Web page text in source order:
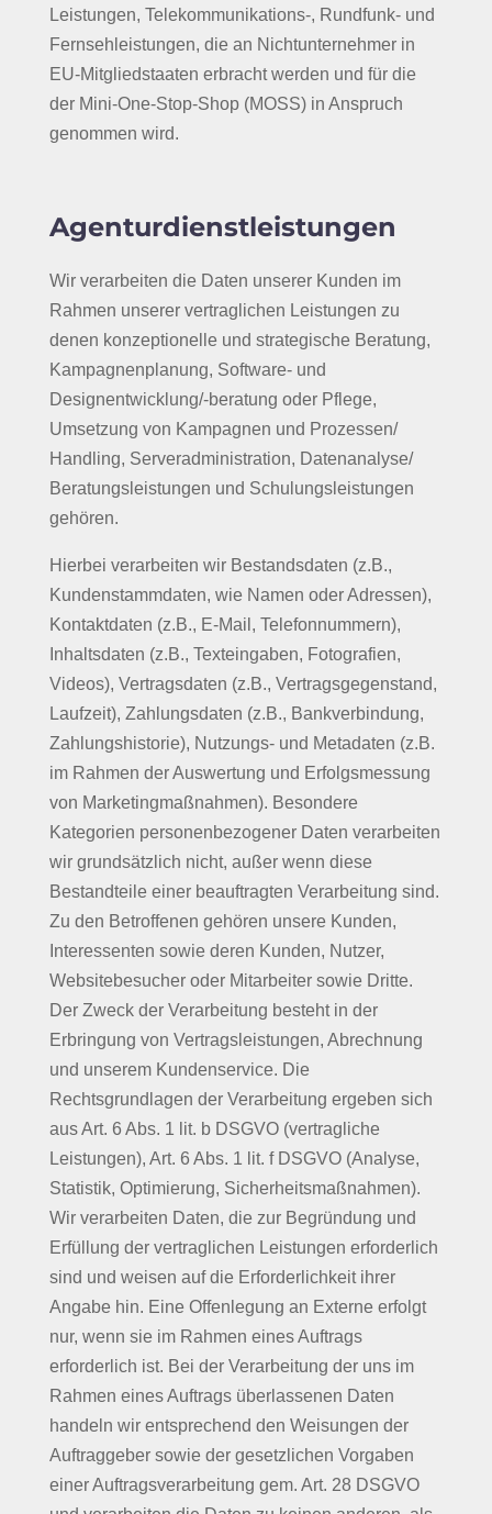
Leistungen, Telekommunikations-, Rundfunk- und
Fernsehleistungen, die an Nichtunternehmer in
EU-Mitgliedstaaten erbracht werden und für die
der Mini-One-Stop-Shop (MOSS) in Anspruch
genommen wird.
Agenturdienstleistungen
Wir verarbeiten die Daten unserer Kunden im
Rahmen unserer vertraglichen Leistungen zu
denen konzeptionelle und strategische Beratung,
Kampagnenplanung, Software- und
Designentwicklung/-beratung oder Pflege,
Umsetzung von Kampagnen und Prozessen/
Handling, Serveradministration, Datenanalyse/
Beratungsleistungen und Schulungsleistungen
gehören.
Hierbei verarbeiten wir Bestandsdaten (z.B.,
Kundenstammdaten, wie Namen oder Adressen),
Kontaktdaten (z.B., E-Mail, Telefonnummern),
Inhaltsdaten (z.B., Texteingaben, Fotografien,
Videos), Vertragsdaten (z.B., Vertragsgegenstand,
Laufzeit), Zahlungsdaten (z.B., Bankverbindung,
Zahlungshistorie), Nutzungs- und Metadaten (z.B.
im Rahmen der Auswertung und Erfolgsmessung
von Marketingmaßnahmen). Besondere
Kategorien personenbezogener Daten verarbeiten
wir grundsätzlich nicht, außer wenn diese
Bestandteile einer beauftragten Verarbeitung sind.
Zu den Betroffenen gehören unsere Kunden,
Interessenten sowie deren Kunden, Nutzer,
Websitebesucher oder Mitarbeiter sowie Dritte.
Der Zweck der Verarbeitung besteht in der
Erbringung von Vertragsleistungen, Abrechnung
und unserem Kundenservice. Die
Rechtsgrundlagen der Verarbeitung ergeben sich
aus Art. 6 Abs. 1 lit. b DSGVO (vertragliche
Leistungen), Art. 6 Abs. 1 lit. f DSGVO (Analyse,
Statistik, Optimierung, Sicherheitsmaßnahmen).
Wir verarbeiten Daten, die zur Begründung und
Erfüllung der vertraglichen Leistungen erforderlich
sind und weisen auf die Erforderlichkeit ihrer
Angabe hin. Eine Offenlegung an Externe erfolgt
nur, wenn sie im Rahmen eines Auftrags
erforderlich ist. Bei der Verarbeitung der uns im
Rahmen eines Auftrags überlassenen Daten
handeln wir entsprechend den Weisungen der
Auftraggeber sowie der gesetzlichen Vorgaben
einer Auftragsverarbeitung gem. Art. 28 DSGVO